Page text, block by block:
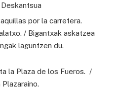
Deskantsua
por la carretera.
/ Bigantxak askatzea
laguntzen du.
la Plaza de los Fueros. /